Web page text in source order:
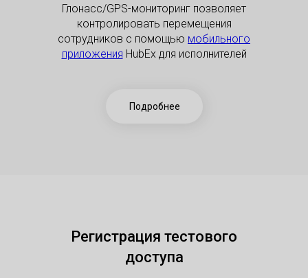
Глонасс/GPS-мониторинг позволяет
контролировать перемещения
сотрудников с помощью мобильного
приложения HubEx для исполнителей
Подробнее
Регистрация тестового
доступа